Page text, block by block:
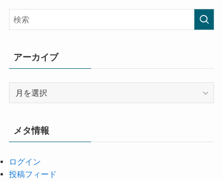
アーカイブ
メタ情報
ログイン
投稿フィード